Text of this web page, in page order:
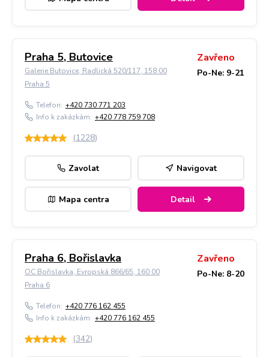
Praha 5, Butovice
Galerie Butovice, Radlická 520/117, 158 00
Praha 5
Zavřeno
Po-Ne: 9-21
Telefon: +420 730 771 203
Info k zakázkám: +420 778 759 708
(1228)
Zavolat Navigovat
Mapa centra Detail
Praha 6, Bořislavka
OC Bořislavka, Evropská 866/65, 160 00
Praha 6
Zavřeno
Po-Ne: 8-20
Telefon: +420 776 162 455
Info k zakázkám: +420 776 162 455
(342)